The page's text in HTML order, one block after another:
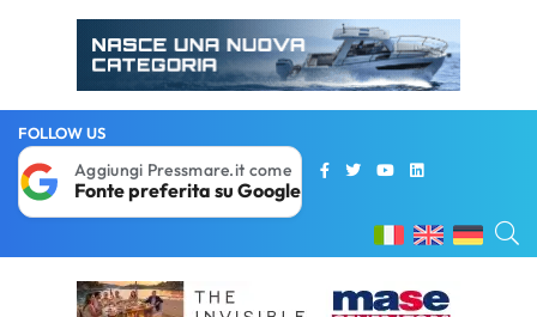
FOLLOW US
Aggiungi Pressmare.it come
Fonte preferita su Google